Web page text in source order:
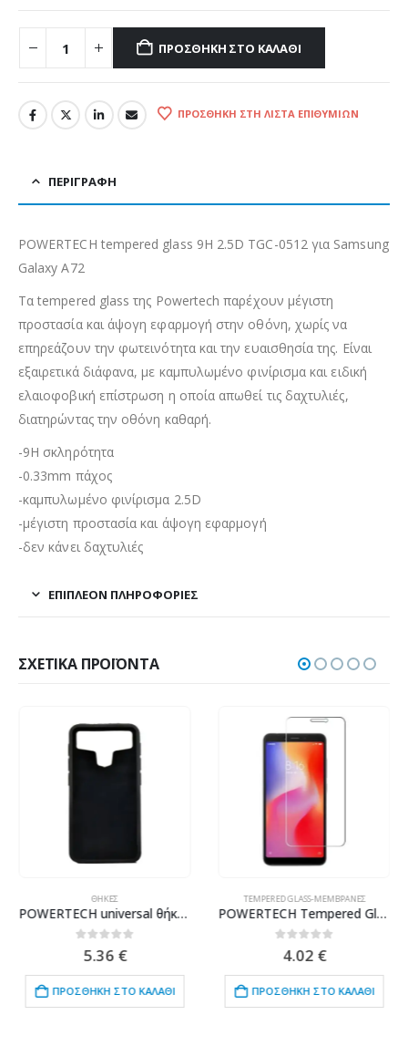
ΠΡΟΣΘΉΚΗ ΣΤΟ ΚΑΛΆΘΙ
ΠΡΟΣΘΉΚΗ ΣΤΗ ΛΊΣΤΑ ΕΠΙΘΥΜΙΏΝ
ΠΕΡΙΓΡΑΦΉ
POWERTECH tempered glass 9H 2.5D TGC-0512 για Samsung
Galaxy A72
Τα tempered glass της Powertech παρέχουν μέγιστη
προστασία και άψογη εφαρμογή στην οθόνη, χωρίς να
επηρεάζουν την φωτεινότητα και την ευαισθησία της. Είναι
εξαιρετικά διάφανα, με καμπυλωμένο φινίρισμα και ειδική
ελαιοφοβική επίστρωση η οποία απωθεί τις δαχτυλιές,
διατηρώντας την οθόνη καθαρή.
-9H σκληρότητα
-0.33mm πάχος
-καμπυλωμένο φινίρισμα 2.5D
-μέγιστη προστασία και άψογη εφαρμογή
-δεν κάνει δαχτυλιές
ΕΠΙΠΛΈΟΝ ΠΛΗΡΟΦΟΡΊΕΣ
ΣΧΕΤΙΚΆ ΠΡΟΪΌΝΤΑ
ΘΉΚΕΣ
POWERTECH universal θήκη Glass TPU για smartphone έως 7 x 14.5cm, μαύρη
out of 5
5.36 €
ΠΡΟΣΘΉΚΗ ΣΤΟ ΚΑΛΆΘΙ
TEMPERED GLASS-ΜΕΜΒΡΆΝΕΣ
POWERTECH Tempered Glass 9H(0.33MM), για Xiaomi Redmi 6/6A
out of 5
4.02 €
ΠΡΟΣΘΉΚΗ ΣΤΟ ΚΑΛΆΘΙ